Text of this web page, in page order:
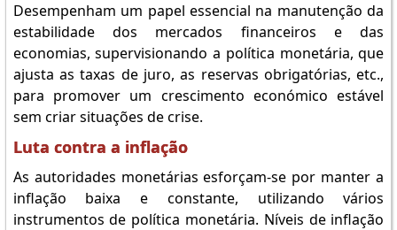
Desempenham um papel essencial na manutenção da
estabilidade dos mercados financeiros e das
economias, supervisionando a política monetária, que
ajusta as taxas de juro, as reservas obrigatórias, etc.,
para promover um crescimento económico estável
sem criar situações de crise.
Luta contra a inflação
As autoridades monetárias esforçam-se por manter a
inflação baixa e constante, utilizando vários
instrumentos de política monetária. Níveis de inflação